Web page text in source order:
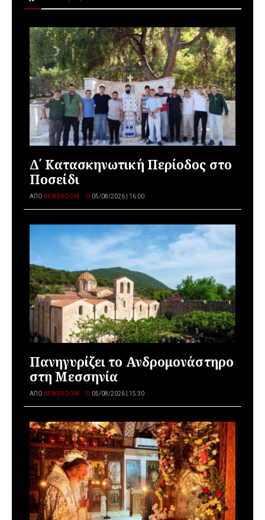
Δ΄ Κατασκηνωτική Περίοδος στο
Ποσείδι
ΑΠΌ NEWSROOM 05/08/2026 | 16:00
Πανηγυρίζει το Ανδρομονάστηρο
στη Μεσσηνία
ΑΠΌ NEWSROOM 05/08/2026 | 15:30